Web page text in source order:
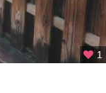
1